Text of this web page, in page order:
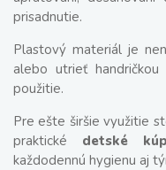
prisadnutie.
Plastový materiál je
alebo utrieť
použitie.
Pre ešte širšie využitie
praktické
detské
každodennú hygienu aj